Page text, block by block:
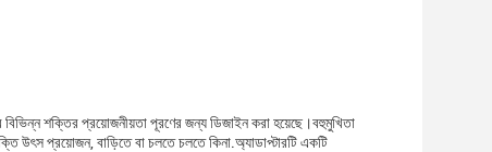
বিভিন্ন শক্তির প্রয়োজনীয়তা পূরণের জন্য ডিজাইন করা হয়েছে।বহুমুখিতা
উৎস প্রয়োজন, বাড়িতে বা চলতে চলতে কিনা.অ্যাডাপ্টারটি একটি